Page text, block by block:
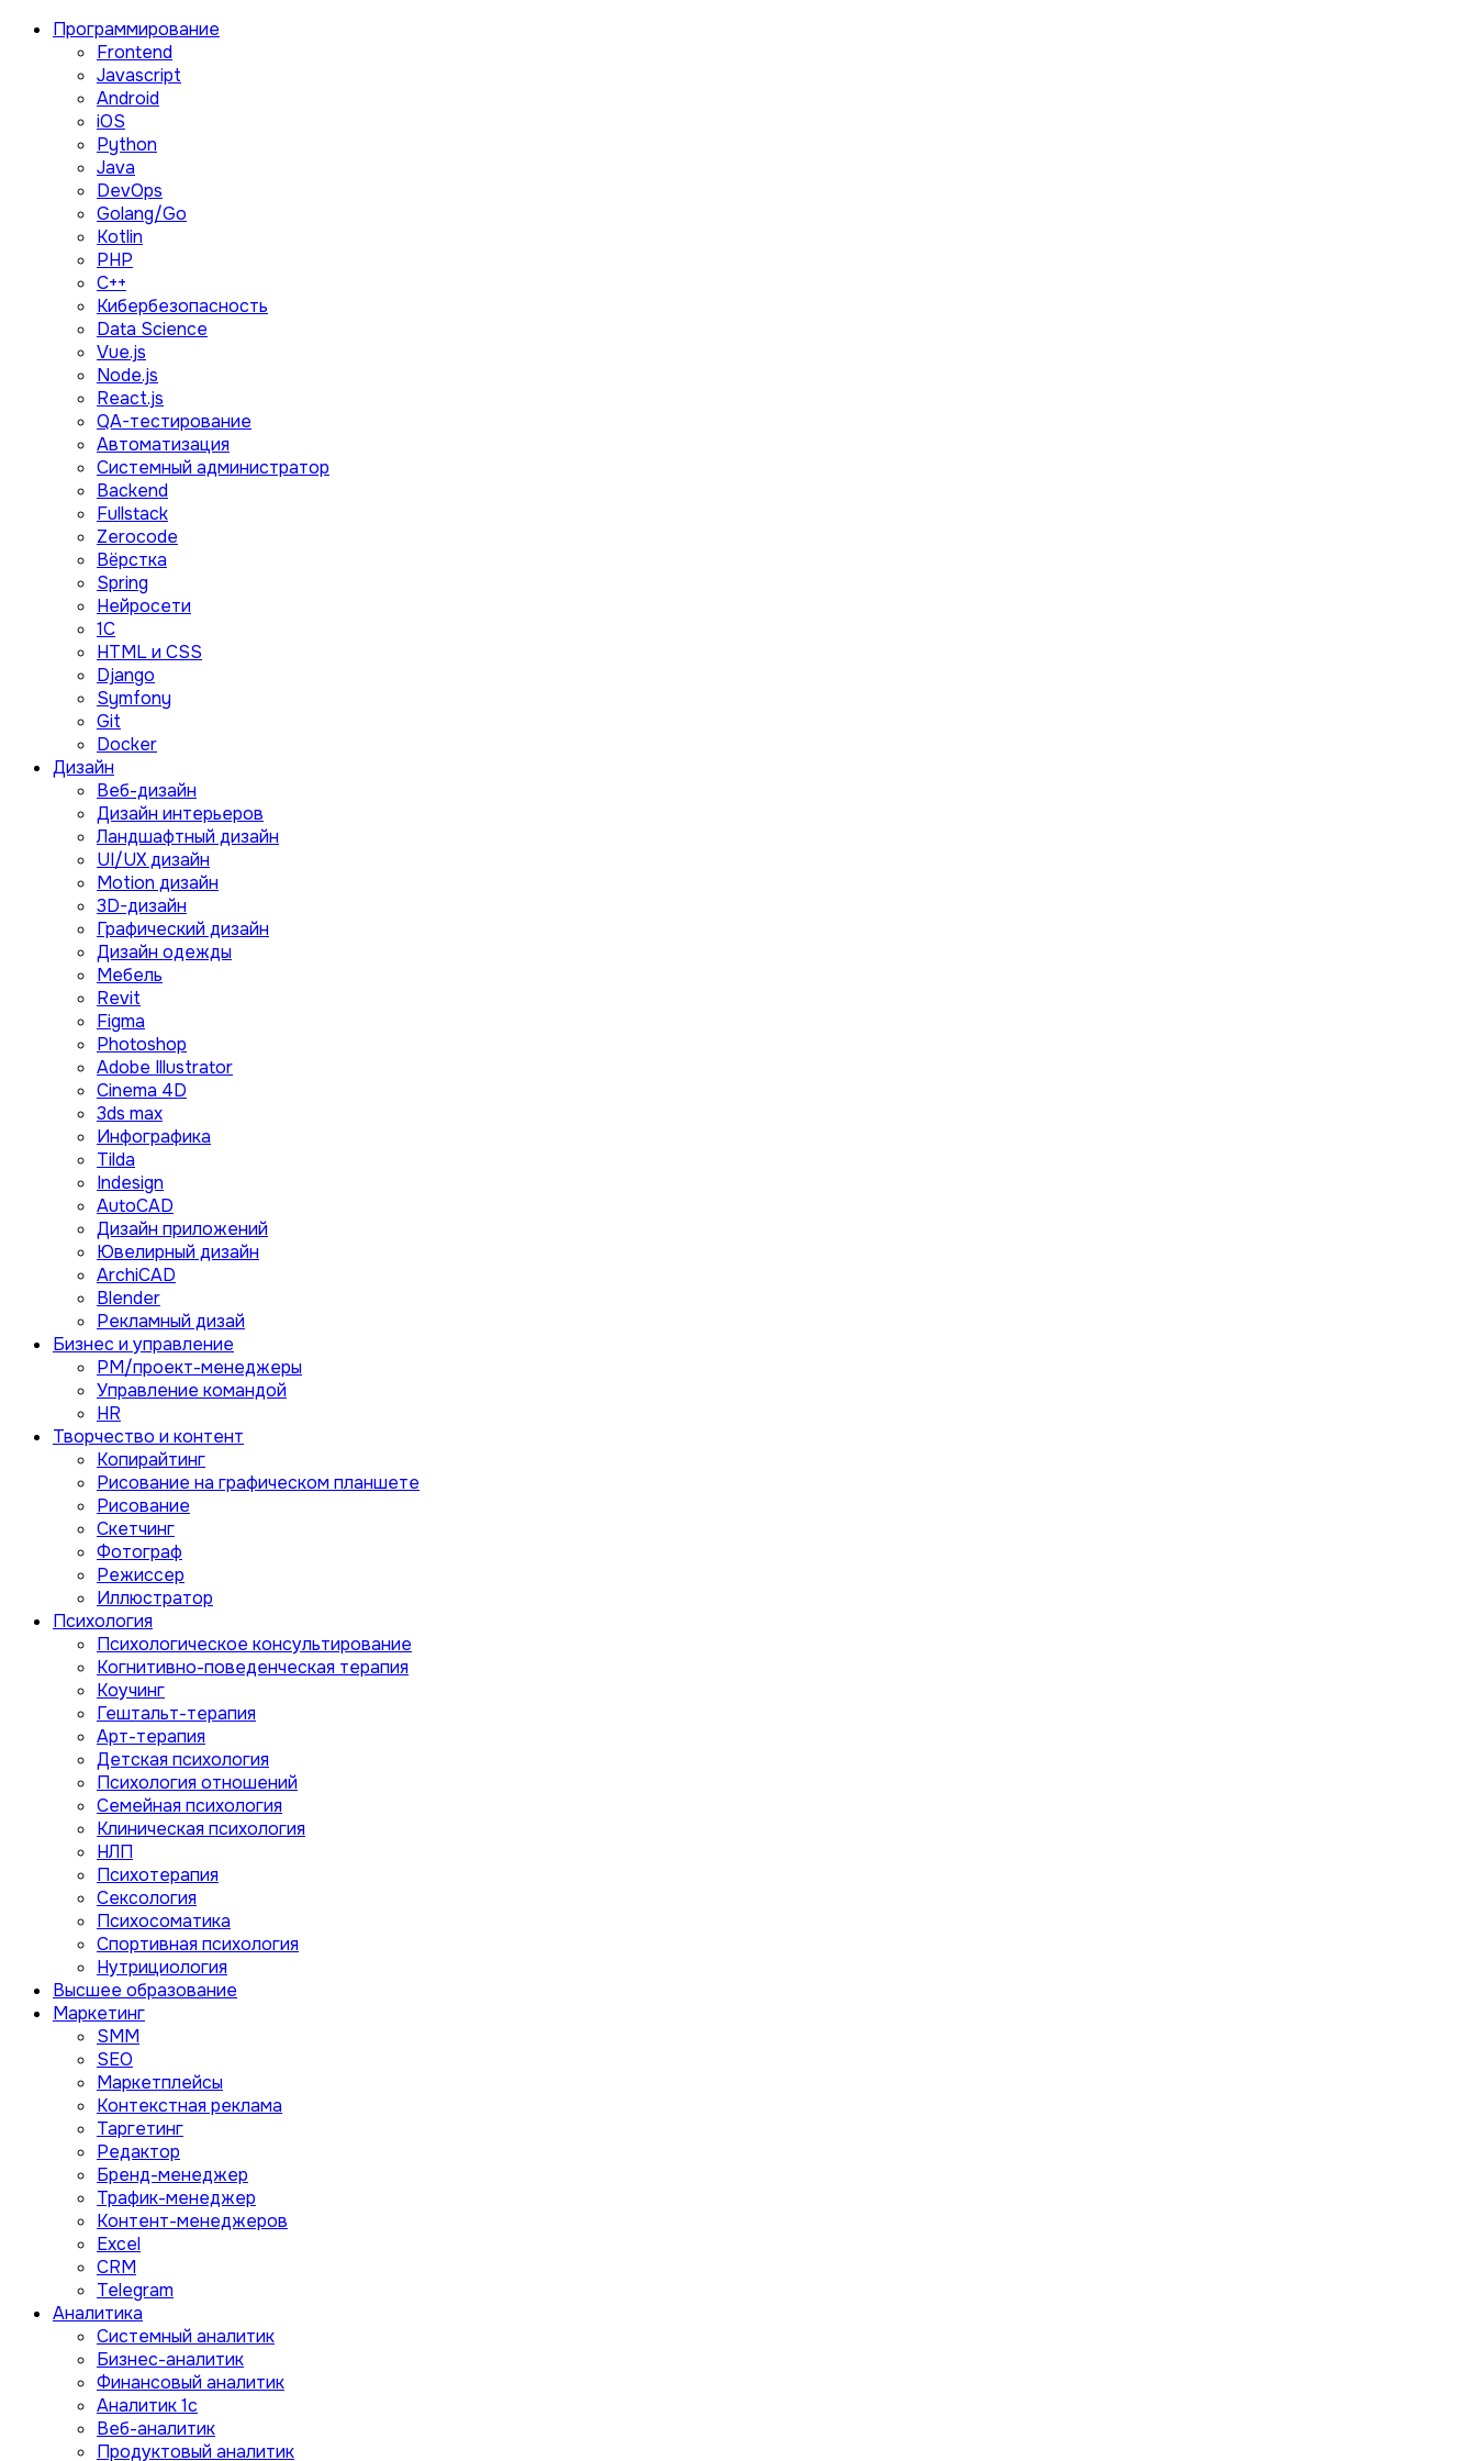
Программирование
Frontend
Javascript
Android
iOS
Python
Java
DevOps
Golang/Go
Kotlin
PHP
C++
Кибербезопасность
Data Science
Vue.js
Node.js
React.js
QA-тестирование
Автоматизация
Системный администратор
Backend
Fullstack
Zerocode
Вёрстка
Spring
Нейросети
1C
HTML и CSS
Django
Symfony
Git
Docker
Дизайн
Веб-дизайн
Дизайн интерьеров
Ландшафтный дизайн
UI/UX дизайн
Motion дизайн
3D-дизайн
Графический дизайн
Дизайн одежды
Мебель
Revit
Figma
Photoshop
Adobe Illustrator
Сinema 4D
3ds max
Инфографика
Tilda
Indesign
AutoCAD
Дизайн приложений
Ювелирный дизайн
ArchiCAD
Blender
Рекламный дизай
Бизнес и управление
PM/проект-менеджеры
Управление командой
HR
Творчество и контент
Копирайтинг
Рисование на графическом планшете
Рисование
Скетчинг
Фотограф
Режиссер
Иллюстратор
Психология
Психологическое консультирование
Когнитивно-поведенческая терапия
Коучинг
Гештальт-терапия
Арт-терапия
Детская психология
Психология отношений
Семейная психология
Клиническая психология
НЛП
Психотерапия
Сексология
Психосоматика
Спортивная психология
Нутрициология
Высшее образование
Маркетинг
SMM
SEO
Маркетплейсы
Контекстная реклама
Таргетинг
Редактор
Бренд-менеджер
Трафик-менеджер
Контент-менеджеров
Excel
CRM
Telegram
Аналитика
Системный аналитик
Бизнес-аналитик
Финансовый аналитик
Aналитик 1с
Веб-аналитик
Продуктовый аналитик